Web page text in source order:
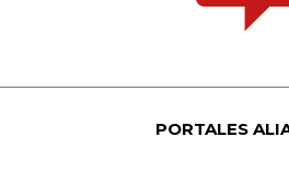
PORTALES